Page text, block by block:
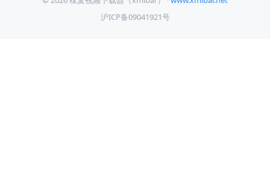
沪ICP备09041921号